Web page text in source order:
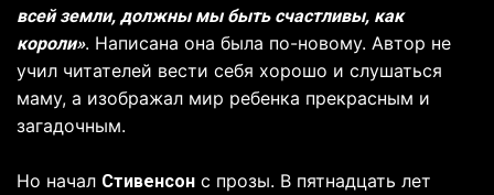
всей земли, должны мы быть счастливы, как
короли». Написана она была по-новому. Автор не
учил читателей вести себя хорошо и слушаться
маму, а изображал мир ребенка прекрасным и
загадочным.
Но начал Стивенсон с прозы. В пятнадцать лет